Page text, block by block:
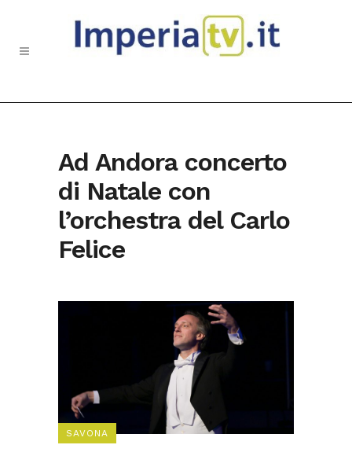
Ad Andora concerto
di Natale con
l’orchestra del Carlo
Felice
SAVONA